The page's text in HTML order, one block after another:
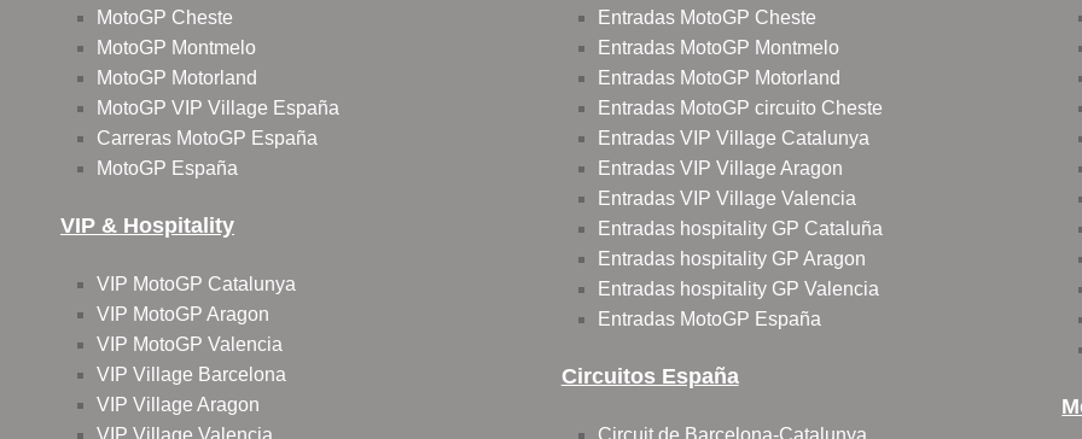
MotoGP Cheste
MotoGP Montmelo
MotoGP Motorland
MotoGP VIP Village España
Carreras MotoGP España
MotoGP España
VIP & Hospitality
VIP MotoGP Catalunya
VIP MotoGP Aragon
VIP MotoGP Valencia
VIP Village Barcelona
VIP Village Aragon
Entradas MotoGP Cheste
Entradas MotoGP Montmelo
Entradas MotoGP Motorland
Entradas MotoGP circuito Cheste
Entradas VIP Village Catalunya
Entradas VIP Village Aragon
Entradas VIP Village Valencia
Entradas hospitality GP Cataluña
Entradas hospitality GP Aragon
Entradas hospitality GP Valencia
Entradas MotoGP España
Circuitos España